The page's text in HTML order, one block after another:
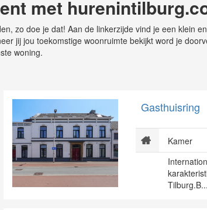
met
zo doe je dat! Aan de linkerzijde vind je een klein
jij jou toekomstige woonruimte bekijkt word je
woning.
Gasthuisring
Kamer
Tilburg.B...